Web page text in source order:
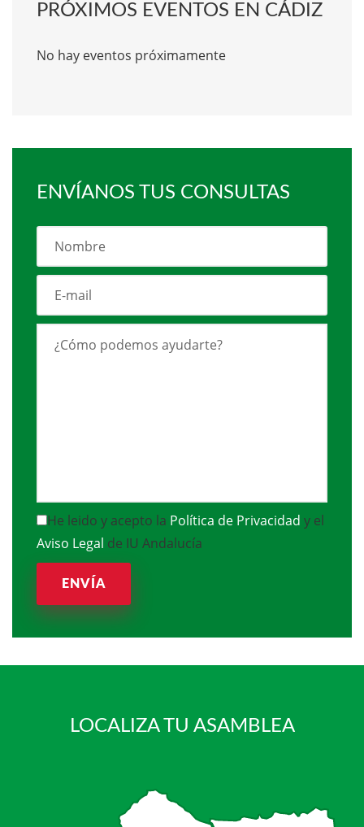
PRÓXIMOS EVENTOS EN CÁDIZ
No hay eventos próximamente
ENVÍANOS TUS CONSULTAS
He leido y acepto la Política de Privacidad y el
Aviso Legal de IU Andalucía
ENVÍA
LOCALIZA TU ASAMBLEA